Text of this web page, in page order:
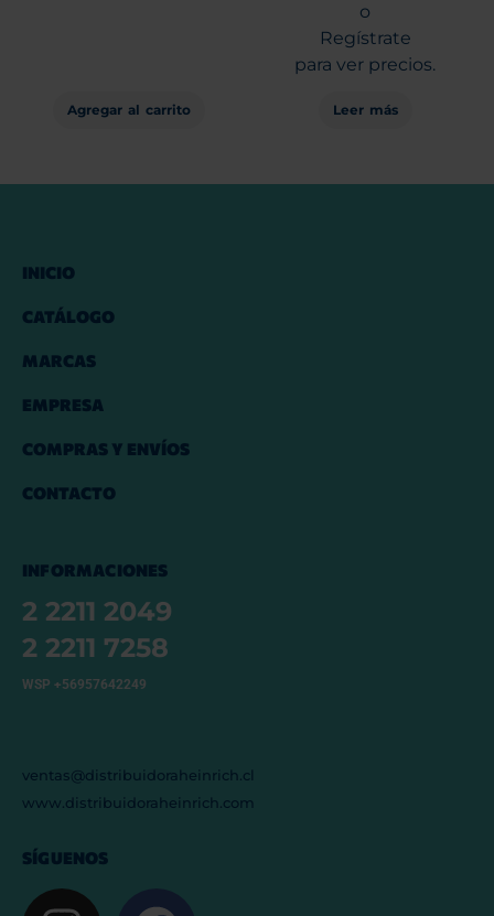
Agregar al carrito
o
Regístrate
para ver precios.
Leer más
INICIO
CATÁLOGO
MARCAS
EMPRESA
COMPRAS Y ENVÍOS
CONTACTO
INFORMACIONES
2 2211 2049
2 2211 7258
WSP +56957642249
ventas@distribuidoraheinrich.cl
www.distribuidoraheinrich.com
SÍGUENOS